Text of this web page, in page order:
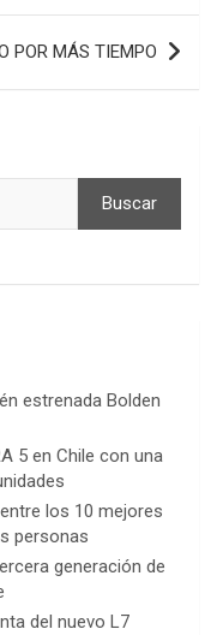
POR MÁS TIEMPO
Buscar
estrenada Bolden
5 en Chile con una
los 10 mejores
personas
generación de
del nuevo L7